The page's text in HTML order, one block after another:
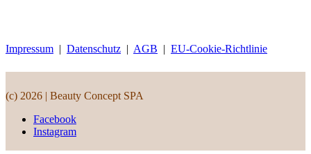
Impressum | Datenschutz | AGB | EU-Cookie-Richtlinie
(c) 2026 | Beauty Concept SPA
Facebook
Instagram